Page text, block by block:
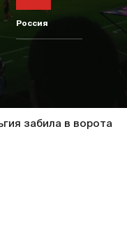
Россия
забила в ворота